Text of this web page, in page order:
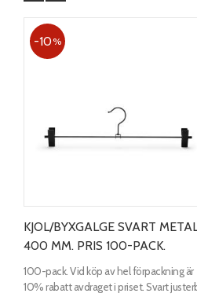
KJOL/BYXGALGE SVART
400 MM. PRIS 100-PACK.
100-pack. Vid köp av hel förpackning är
10% rabatt avdraget i priset. Svart
10%